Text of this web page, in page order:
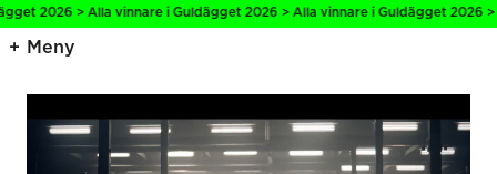
2026 > Alla vinnare i Guldägget 2026 > Alla vinnare i Guldägget 2026 >
Meny